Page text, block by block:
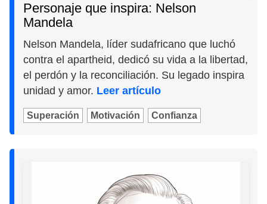
Personaje que inspira: Nelson
Mandela
Nelson Mandela, líder sudafricano que luchó
contra el apartheid, dedicó su vida a la libertad,
el perdón y la reconciliación. Su legado inspira
unidad y amor. Leer artículo
Superación Motivación Confianza